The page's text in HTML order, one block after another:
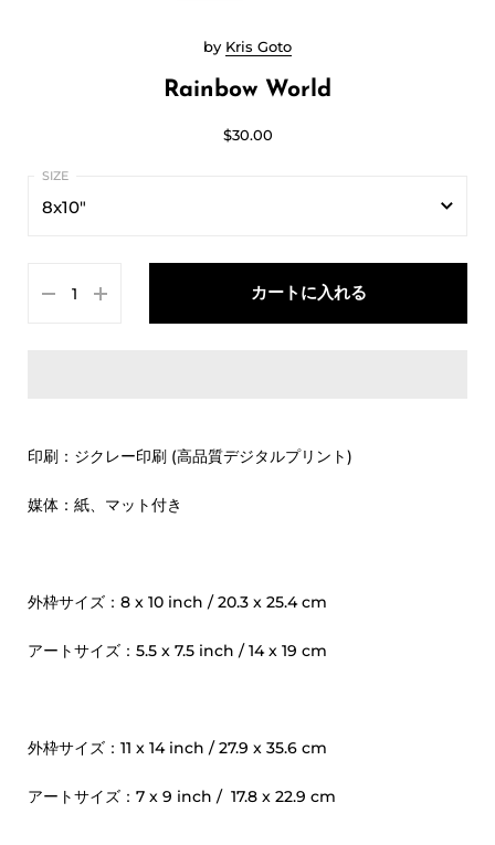
Rainbow World
by Kris Goto
$30.00
8x10"
11x14" カートに入れる
印刷：ジクレー印刷 (高品質デジタルプリント)
媒体：紙、マット付き
外枠サイズ：8 x 10 inch / 20.3 x 25.4 cm
アートサイズ：5.5 x 7.5 inch / 14 x 19 cm
外枠サイズ：11 x 14 inch / 27.9 x 35.6 cm
アートサイズ：7 x 9 inch / 17.8 x 22.9 cm